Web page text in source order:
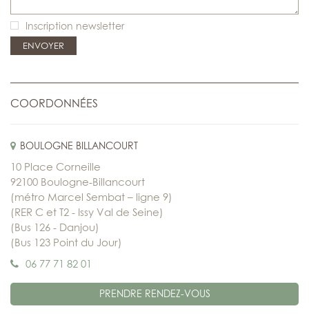
Inscription newsletter
COORDONNÉES
BOULOGNE BILLANCOURT
10 Place Corneille
92100 Boulogne-Billancourt
(métro Marcel Sembat – ligne 9)
(RER C et T2 - Issy Val de Seine)
(Bus 126 - Danjou)
(Bus 123 Point du Jour)
06 77 71 82 01
PRENDRE RENDEZ-VOUS